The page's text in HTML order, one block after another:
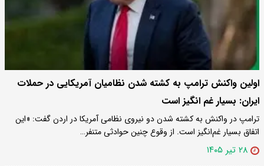
اولین واکنش ترامپ به کشته شدن نظامیان آمریکایی در حملات
ایران: بسیار غم انگیز است
ترامپ در واکنش به کشته شدن دو نیروی نظامی آمریکا در اردن گفت: «این
اتفاق بسیار غم‌انگیز است. از وقوع چنین حوادثی متنفر…
۲۸ تیر ۱۴۰۵